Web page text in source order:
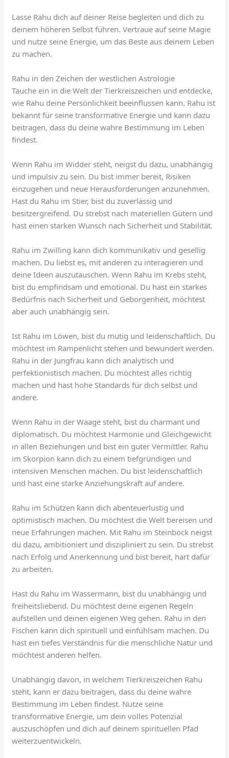
Lasse Rahu dich auf deiner Reise begleiten und dich zu
deinem höheren Selbst führen. Vertraue auf seine Magie
und nutze seine Energie, um das Beste aus deinem Leben
zu machen.
Rahu in den Zeichen der westlichen Astrologie
Tauche ein in die Welt der Tierkreiszeichen und entdecke,
wie Rahu deine Persönlichkeit beeinflussen kann. Rahu ist
bekannt für seine transformative Energie und kann dazu
beitragen, dass du deine wahre Bestimmung im Leben
findest.
Wenn Rahu im Widder steht, neigst du dazu, unabhängig
und impulsiv zu sein. Du bist immer bereit, Risiken
einzugehen und neue Herausforderungen anzunehmen.
Hast du Rahu im Stier, bist du zuverlässig und
besitzergreifend. Du strebst nach materiellen Gütern und
hast einen starken Wunsch nach Sicherheit und Stabilität.
Rahu im Zwilling kann dich kommunikativ und gesellig
machen. Du liebst es, mit anderen zu interagieren und
deine Ideen auszutauschen. Wenn Rahu im Krebs steht,
bist du empfindsam und emotional. Du hast ein starkes
Bedürfnis nach Sicherheit und Geborgenheit, möchtest
aber auch unabhängig sein.
Ist Rahu im Löwen, bist du mutig und leidenschaftlich. Du
möchtest im Rampenlicht stehen und bewundert werden.
Rahu in der Jungfrau kann dich analytisch und
perfektionistisch machen. Du möchtest alles richtig
machen und hast hohe Standards für dich selbst und
andere.
Wenn Rahu in der Waage steht, bist du charmant und
diplomatisch. Du möchtest Harmonie und Gleichgewicht
in allen Beziehungen und bist ein guter Vermittler. Rahu
im Skorpion kann dich zu einem tiefgründigen und
intensiven Menschen machen. Du bist leidenschaftlich
und hast eine starke Anziehungskraft auf andere.
Rahu im Schützen kann dich abenteuerlustig und
optimistisch machen. Du möchtest die Welt bereisen und
neue Erfahrungen machen. Mit Rahu im Steinbock neigst
du dazu, ambitioniert und diszipliniert zu sein. Du strebst
nach Erfolg und Anerkennung und bist bereit, hart dafür
zu arbeiten.
Hast du Rahu im Wassermann, bist du unabhängig und
freiheitsliebend. Du möchtest deine eigenen Regeln
aufstellen und deinen eigenen Weg gehen. Rahu in den
Fischen kann dich spirituell und einfühlsam machen. Du
hast ein tiefes Verständnis für die menschliche Natur und
möchtest anderen helfen.
Unabhängig davon, in welchem Tierkreiszeichen Rahu
steht, kann er dazu beitragen, dass du deine wahre
Bestimmung im Leben findest. Nutze seine
transformative Energie, um dein volles Potenzial
auszuschöpfen und dich auf deinem spirituellen Pfad
weiterzuentwickeln.